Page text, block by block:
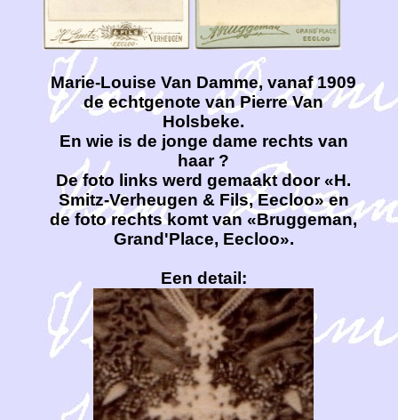
Marie-Louise Van Damme, vanaf 1909
de echtgenote van Pierre Van
Holsbeke.
En wie is de jonge dame rechts van
haar ?
De foto links werd gemaakt door «H.
Smitz-Verheugen & Fils, Eecloo» en
de foto rechts komt van «Bruggeman,
Grand'Place, Eecloo».
Een detail: